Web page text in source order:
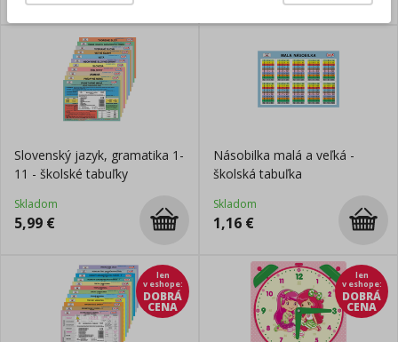
Slovenský jazyk, gramatika 1-
11 - školské tabuľky
Skladom
5,99 €
Násobilka malá a veľká -
školská tabuľka
Skladom
1,16 €
len
v eshope:
DOBRÁ
CENA
len
v eshope:
DOBRÁ
CENA